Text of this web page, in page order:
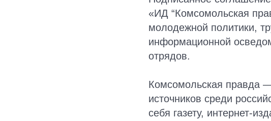
«ИД “Комсомольская
молодежной политики,
информационной
отрядов.
Комсомольская правда
источников среди
себя газету, интернет-